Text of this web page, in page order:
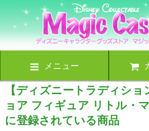
メニュー
【ディズニートラディショ
ョア フィギュア リトル・
に登録されている商品